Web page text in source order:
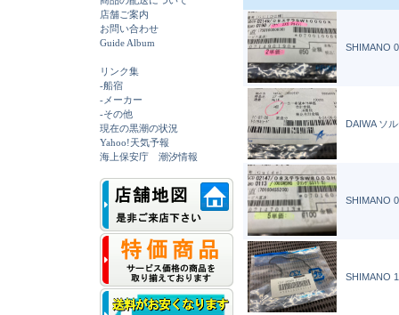
店舗ご案内
お問い合わせ
Guide Album
リンク集
-船宿
-メーカー
-その他
現在の黒潮の状況
Yahoo!天気予報
海上保安庁 潮汐情報
SHIMANO
DAIWA ソ
SHIMANO
SHIMANO